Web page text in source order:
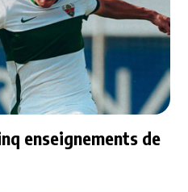
enseignements de